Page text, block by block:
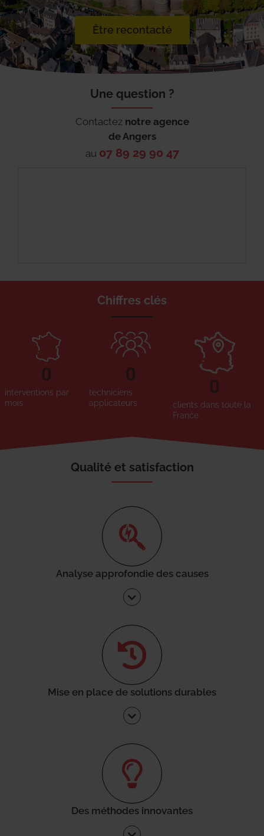
Être recontacté
Une question ?
Contactez notre agence
deAngers
au 07 89 29 90 47
Chiffres clés
interventions par
mois
0
techniciens
applicateurs
0
clients dans toute la
France
0
Qualité et satisfaction
Analyse approfondie des causes
Mise en place de solutions durables
Des méthodes innovantes